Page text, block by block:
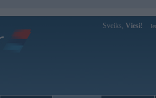
Sveiks, Viesi!